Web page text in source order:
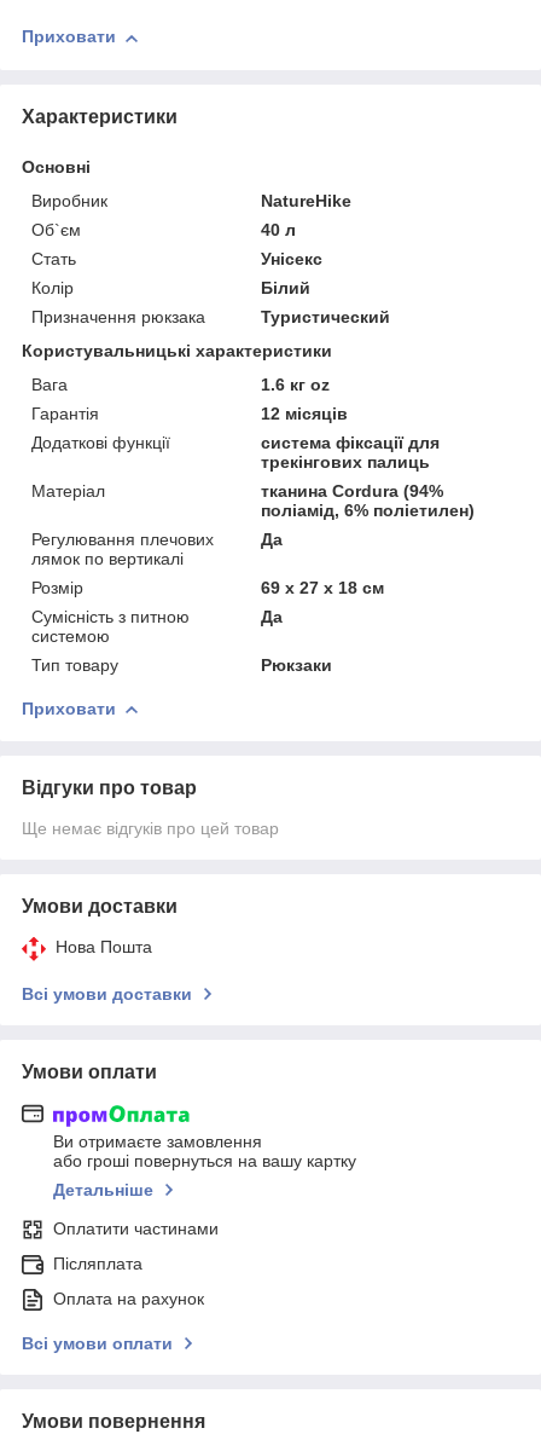
Приховати
Характеристики
Основні
Виробник
NatureHike
Об`єм
40 л
Стать
Унісекс
Колір
Білий
Призначення рюкзака
Туристический
Користувальницькі характеристики
Вага
1.6 кг oz
Гарантія
12 місяців
Додаткові функції
система фіксації для
трекінгових палиць
Матеріал
тканина Cordura (94%
поліамід, 6% поліетилен)
Регулювання плечових
лямок по вертикалі
Да
Розмір
69 х 27 х 18 см
Сумісність з питною
системою
Да
Тип товару Рюкзаки
Приховати
Відгуки про товар
Ще немає відгуків про цей товар
Умови доставки
Нова Пошта
Всі умови доставки
Умови оплати
Ви отримаєте замовлення
або гроші повернуться на вашу картку
Детальніше
Оплатити частинами
Післяплата
Оплата на рахунок
Всі умови оплати
Умови повернення